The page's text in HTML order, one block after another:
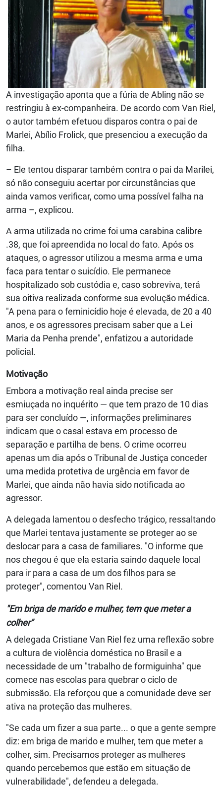
A investigação aponta que a fúria de Abling não se
restringiu à ex-companheira. De acordo com Van Riel,
o autor também efetuou disparos contra o pai de
Marlei, Abílio Frolick, que presenciou a execução da
filha.
– Ele tentou disparar também contra o pai da Marilei,
só não conseguiu acertar por circunstâncias que
ainda vamos verificar, como uma possível falha na
arma –, explicou.
A arma utilizada no crime foi uma carabina calibre
.38, que foi apreendida no local do fato. Após os
ataques, o agressor utilizou a mesma arma e uma
faca para tentar o suicídio. Ele permanece
hospitalizado sob custódia e, caso sobreviva, terá
sua oitiva realizada conforme sua evolução médica.
"A pena para o feminicídio hoje é elevada, de 20 a 40
anos, e os agressores precisam saber que a Lei
Maria da Penha prende", enfatizou a autoridade
policial.
Motivação
Embora a motivação real ainda precise ser
esmiuçada no inquérito — que tem prazo de 10 dias
para ser concluído —, informações preliminares
indicam que o casal estava em processo de
separação e partilha de bens. O crime ocorreu
apenas um dia após o Tribunal de Justiça conceder
uma medida protetiva de urgência em favor de
Marlei, que ainda não havia sido notificada ao
agressor.
A delegada lamentou o desfecho trágico, ressaltando
que Marlei tentava justamente se proteger ao se
deslocar para a casa de familiares. "O informe que
nos chegou é que ela estaria saindo daquele local
para ir para a casa de um dos filhos para se
proteger", comentou Van Riel.
"Em briga de marido e mulher, tem que meter a
colher"
A delegada Cristiane Van Riel fez uma reflexão sobre
a cultura de violência doméstica no Brasil e a
necessidade de um "trabalho de formiguinha" que
comece nas escolas para quebrar o ciclo de
submissão. Ela reforçou que a comunidade deve ser
ativa na proteção das mulheres.
"Se cada um fizer a sua parte... o que a gente sempre
diz: em briga de marido e mulher, tem que meter a
colher, sim. Precisamos proteger as mulheres
quando percebemos que estão em situação de
vulnerabilidade", defendeu a delegada.